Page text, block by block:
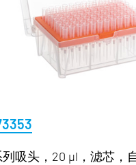
吸头，20 µl，滤芯，